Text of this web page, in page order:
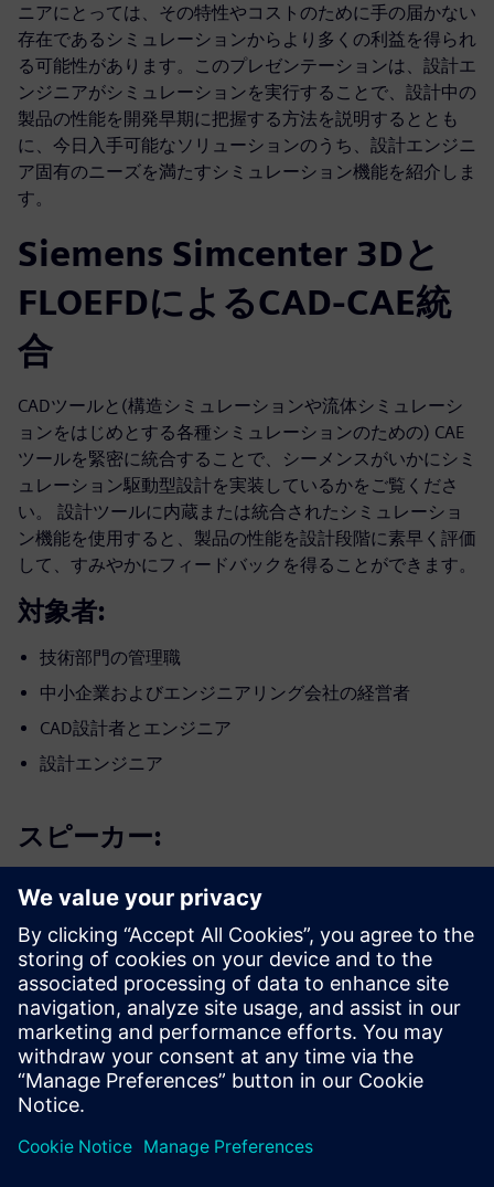
ニアにとっては、その特性やコストのために手の届かない
存在であるシミュレーションからより多くの利益を得られ
る可能性があります。このプレゼンテーションは、設計エ
ンジニアがシミュレーションを実行することで、設計中の
製品の性能を開発早期に把握する方法を説明するととも
に、今日入手可能なソリューションのうち、設計エンジニ
ア固有のニーズを満たすシミュレーション機能を紹介しま
す。
Siemens Simcenter 3Dと
FLOEFDによるCAD-CAE統
合
CADツールと(構造シミュレーションや流体シミュレーシ
ョンをはじめとする各種シミュレーションのための) CAE
ツールを緊密に統合することで、シーメンスがいかにシミ
ュレーション駆動型設計を実装しているかをご覧くださ
い。 設計ツールに内蔵または統合されたシミュレーショ
ン機能を使用すると、製品の性能を設計段階に素早く評価
して、すみやかにフィードバックを得ることができます。
対象者:
技術部門の管理職
中小企業およびエンジニアリング会社の経営者
CAD設計者とエンジニア
設計エンジニア
スピーカー:
講演者の紹介
SIEMENS DIGITAL INDUSTRIES SOFTWARE
Patrick Farrell
シミュレーションおよびテストソリュー
ション、シニア・マーケティング・マネ
ージャー